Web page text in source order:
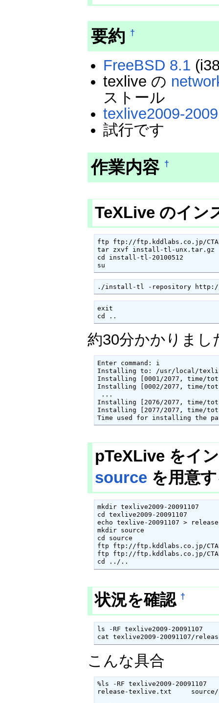
要約 †
FreeBSD 8.1
texlive の
ストール
texlive2009-
試行です
作業内容 †
TeXLive のイン
ftp ftp://ftp.kddlabs.co.jp/
tar zxvf install-tl-unx.tar.gz
cd install-tl-20100512
su
./install-tl -repository http://
exit
cd ..
約30分かかりまし
Enter command: i
Installing to: /usr/local/
Installing [0001/2077, time/
Installing [0002/2077, time/
...
Installing [2076/2077, time/
Installing [2077/2077, time/
Time used for installing the
pTeXLive をイ
source を用意
mkdir texlive2009-20091107
cd texlive2009-20091107
echo texlive-20091107 >
mkdir source
cd source
ftp ftp://ftp.kddlabs.co.jp/
ftp ftp://ftp.kddlabs.co.jp/
cd ../..
状況を確認 †
ls -RF texlive2009-20091107
cat texlive2009-20091107/
こんな具合
%ls -RF texlive2009-20091107
release-texlive.txt     source/